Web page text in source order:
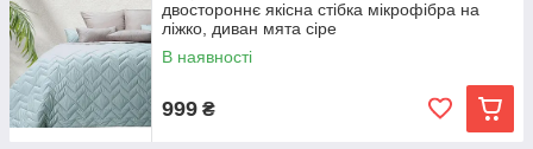
двостороннє якісна стібка мікрофібра на
ліжко, диван мята сіре
В наявності
999 ₴